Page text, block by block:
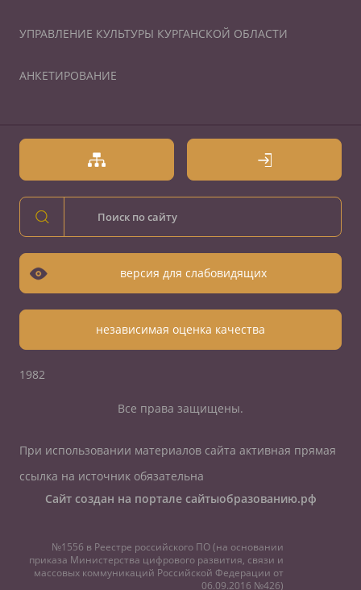
УПРАВЛЕНИЕ КУЛЬТУРЫ КУРГАНСКОЙ ОБЛАСТИ
АНКЕТИРОВАНИЕ
версия для слабовидящих
независимая оценка качества
1982
Все права защищены.
При использовании материалов сайта активная прямая
ссылка на источник обязательна
Сайт создан на портале сайтыобразованию.рф
№1556 в Реестре российского ПО (на основании
приказа Министерства цифрового развития, связи и
массовых коммуникаций Российской Федерации от
06.09.2016 №426)